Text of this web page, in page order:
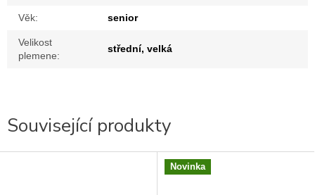
Související produkty
Novinka
Věk: senior
Velikost
plemene:
střední, velká